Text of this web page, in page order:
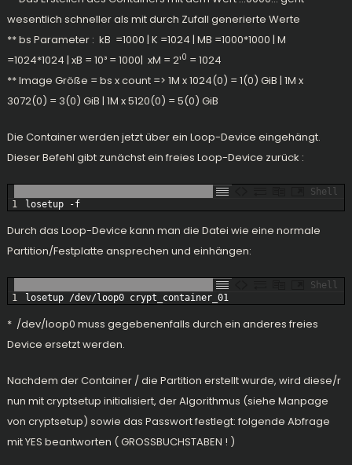
wesentlich schneller als mit durch Zufall generierte Werte
** bs Parameter : kB =1000 | K =1024 | MB =1000*1000 | M
=1024*1024 | xB = 10³ = 1000| xM = 2¹0 = 1024
** Image Größe = bs x count => 1M x 1024(0) = 1(0) GiB | 1M x
3072(0) = 3(0) GiB | 1M x 5120(0) = 5(0) GiB
Die Container werden jetzt über ein Loop-Device eingehängt.
Dieser Befehl gibt zunächst ein freies Loop-Device zurück :
Shell
1
losetup -f
Durch das Loop-Device kann man die Datei wie eine normale
Partition/Festplatte ansprechen und einhängen:
Shell
1
losetup /dev/loop0 crypt_container_01
* /dev/loop0 muss gegebenenfalls durch ein anderes freies
Device ersetzt werden.
Nachdem der Container / die Partition erstellt wurde, wird diese/r
nun mit cryptsetup initialisiert, der Algorithmus (siehe Manpage
von cryptsetup) sowie das Passwort festlegt: folgende Abfrage
mit YES beantworten ( GROSSBUCHSTABEN ! )